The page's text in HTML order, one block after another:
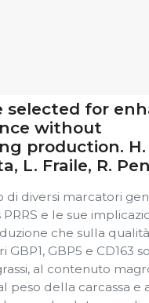
selected for
without
production. H.
L. Fraile, R.
di diversi marcatori
e le sue
che sulla
GBP1, GBP5 e CD163
al contenuto
peso della carcassa e